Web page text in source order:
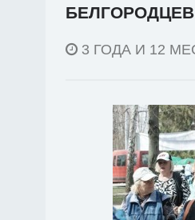
3 ГОДА И 12